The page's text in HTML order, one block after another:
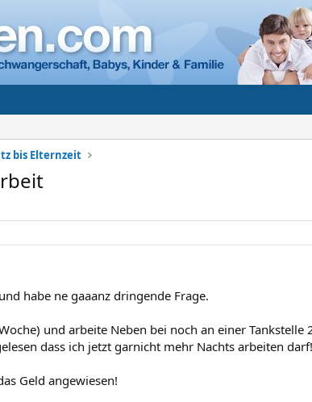
bis Elternzeit
habe ne gaaanz dringende Frage.
und arbeite Neben bei noch an einer Tankstelle
dass ich jetzt garnicht mehr Nachts arbeiten
Geld angewiesen!